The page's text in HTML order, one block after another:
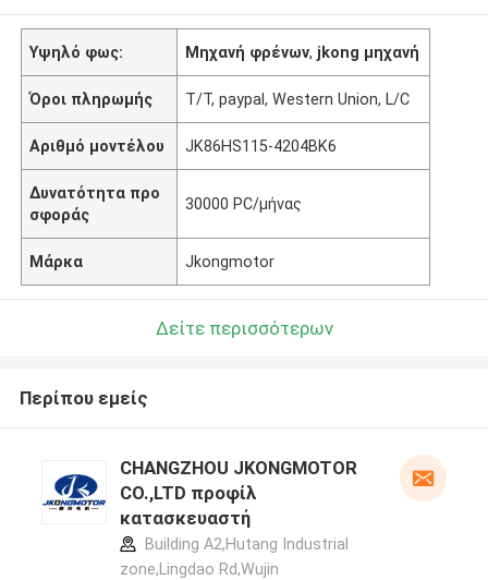
Υψηλό φως: Μηχανή φρένων, jkong μηχανή
Όροι πληρωμής T/T, paypal, Western Union, L/C
Αριθμό μοντέλου JK86HS115-4204BK6
Δυνατότητα προ
σφοράς
30000 PC/μήνας
Μάρκα Jkongmotor
Δείτε περισσότερων
Περίπου εμείς
CHANGZHOU JKONGMOTOR
CO.,LTD προφίλ
κατασκευαστή
Building A2,Hutang Industrial
zone,Lingdao Rd,Wujin